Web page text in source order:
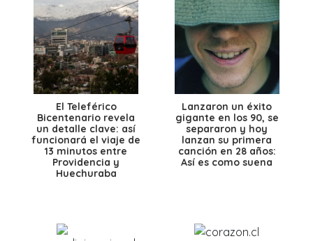
El Teleférico
Bicentenario revela
un detalle clave: así
funcionará el viaje de
13 minutos entre
Providencia y
Huechuraba
Lanzaron un éxito
gigante en los 90, se
separaron y hoy
lanzan su primera
canción en 28 años:
Así es como suena